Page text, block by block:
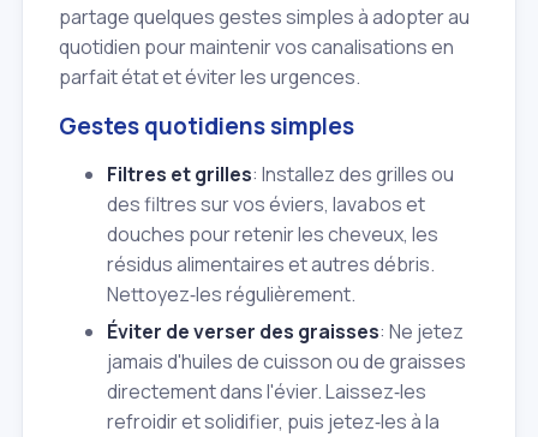
partage quelques gestes simples à adopter au
quotidien pour maintenir vos canalisations en
parfait état et éviter les urgences.
Gestes quotidiens simples
Filtres et grilles: Installez des grilles ou
des filtres sur vos éviers, lavabos et
douches pour retenir les cheveux, les
résidus alimentaires et autres débris.
Nettoyez‑les régulièrement.
Éviter de verser des graisses: Ne jetez
jamais d'huiles de cuisson ou de graisses
directement dans l'évier. Laissez‑les
refroidir et solidifier, puis jetez‑les à la